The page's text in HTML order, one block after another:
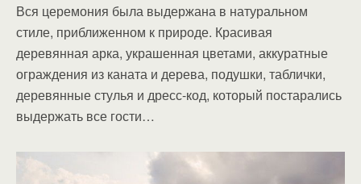
Вся церемония была выдержана в натуральном
стиле, приближенном к природе. Красивая
деревянная арка, украшенная цветами, аккуратные
ограждения из каната и дерева, подушки, таблички,
деревянные стулья и дресс-код, который постарались
выдержать все гости…